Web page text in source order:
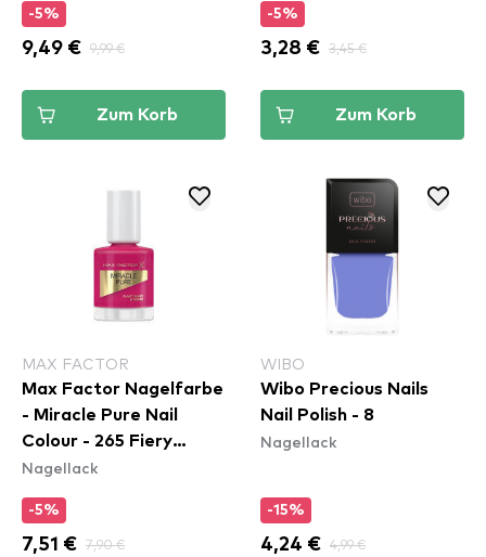
-5%
9,49 € 9,99 €
Zum Korb
-5%
3,28 € 3,45 €
Zum Korb
MAX FACTOR
Max Factor Nagelfarbe
- Miracle Pure Nail
Colour - 265 Fiery
Fuchsia
Nagellack
-5%
7,51 € 7,90 €
WIBO
Wibo Precious Nails
Nail Polish - 8
Nagellack
-15%
4,24 € 4,99 €